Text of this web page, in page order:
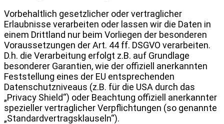
Vorbehaltlich gesetzlicher oder vertraglicher
Erlaubnisse verarbeiten oder lassen wir die Daten in
einem Drittland nur beim Vorliegen der besonderen
Voraussetzungen der Art. 44 ff. DSGVO verarbeiten.
D.h. die Verarbeitung erfolgt z.B. auf Grundlage
besonderer Garantien, wie der offiziell anerkannten
Feststellung eines der EU entsprechenden
Datenschutzniveaus (z.B. für die USA durch das
„Privacy Shield“) oder Beachtung offiziell anerkannter
spezieller vertraglicher Verpflichtungen (so genannte
„Standardvertragsklauseln“).